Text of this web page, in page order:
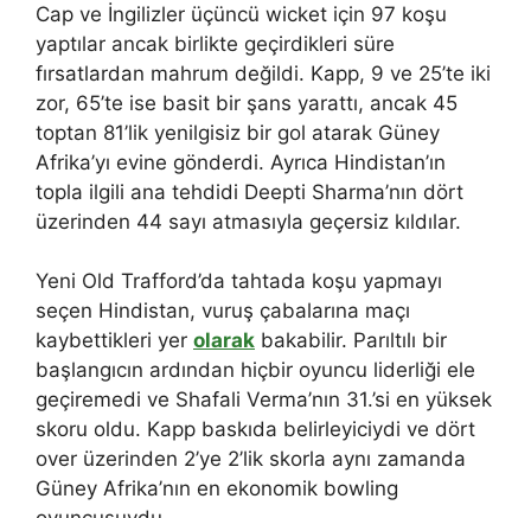
Cap ve İngilizler üçüncü wicket için 97 koşu
yaptılar ancak birlikte geçirdikleri süre
fırsatlardan mahrum değildi. Kapp, 9 ve 25’te iki
zor, 65’te ise basit bir şans yarattı, ancak 45
toptan 81’lik yenilgisiz bir gol atarak Güney
Afrika’yı evine gönderdi. Ayrıca Hindistan’ın
topla ilgili ana tehdidi Deepti Sharma’nın dört
üzerinden 44 sayı atmasıyla geçersiz kıldılar.
Yeni Old Trafford’da tahtada koşu yapmayı
seçen Hindistan, vuruş çabalarına maçı
kaybettikleri yer olarak bakabilir. Parıltılı bir
başlangıcın ardından hiçbir oyuncu liderliği ele
geçiremedi ve Shafali Verma’nın 31.’si en yüksek
skoru oldu. Kapp baskıda belirleyiciydi ve dört
over üzerinden 2’ye 2’lik skorla aynı zamanda
Güney Afrika’nın en ekonomik bowling